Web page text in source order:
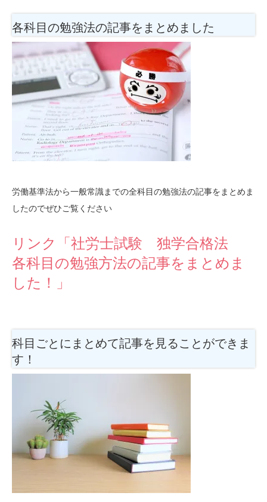
各科目の勉強法の記事をまとめました
労働基準法から一般常識までの全科目の勉強法の記事をまとめま
したのでぜひご覧ください
リンク「社労士試験 独学合格法
各科目の勉強方法の記事をまとめま
した！」
科目ごとにまとめて記事を見ることができま
す！